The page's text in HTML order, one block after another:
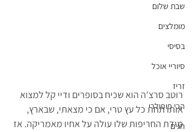
שבת שלום
מומלצים
בסיסי
סיוריי אוכל
זריז
הכי פופולרי
חגים
רוטב סרצ'ה הוא שכיח בסופרים ודיי קל למצוא
אותו תחת כל עץ טרי, אם כי מצאתי, שבארץ,
מידת החריפות שלו עולה על אחיו מאמריקה. אז